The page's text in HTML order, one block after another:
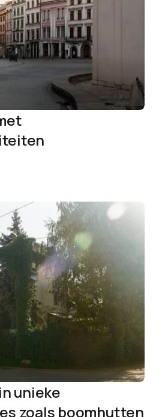
unieke
zoals boomhutten